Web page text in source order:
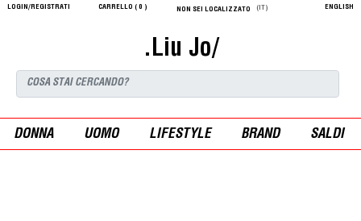
LOGIN/REGISTRATI CARRELLO ( 0 ) NON SEI LOCALIZZATO (IT) ENGLISH
.Liu Jo/
DONNA UOMO LIFESTYLE BRAND SALDI